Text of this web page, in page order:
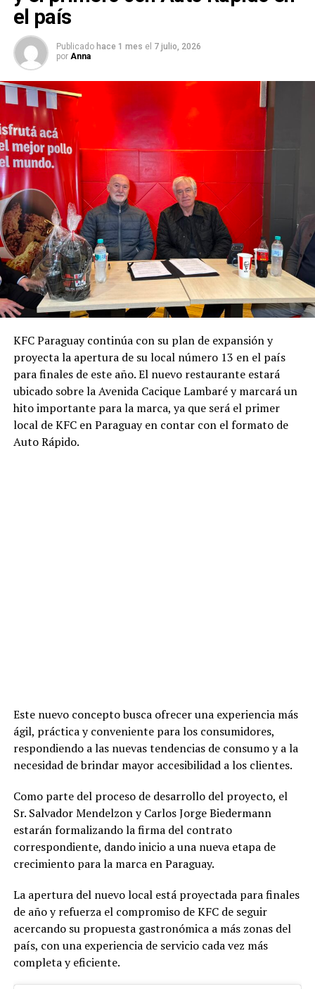
el país
Publicado hace 1 mes el 7 julio, 2026
por Anna
KFC Paraguay continúa con su plan de expansión y
proyecta la apertura de su local número 13 en el país
para finales de este año. El nuevo restaurante estará
ubicado sobre la Avenida Cacique Lambaré y marcará un
hito importante para la marca, ya que será el primer
local de KFC en Paraguay en contar con el formato de
Auto Rápido.
Este nuevo concepto busca ofrecer una experiencia más
ágil, práctica y conveniente para los consumidores,
respondiendo a las nuevas tendencias de consumo y a la
necesidad de brindar mayor accesibilidad a los clientes.
Como parte del proceso de desarrollo del proyecto, el
Sr. Salvador Mendelzon y Carlos Jorge Biedermann
estarán formalizando la firma del contrato
correspondiente, dando inicio a una nueva etapa de
crecimiento para la marca en Paraguay.
La apertura del nuevo local está proyectada para finales
de año y refuerza el compromiso de KFC de seguir
acercando su propuesta gastronómica a más zonas del
país, con una experiencia de servicio cada vez más
completa y eficiente.